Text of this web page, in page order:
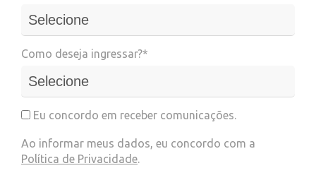
Como deseja ingressar?*
Eu concordo em receber comunicações.
Ao informar meus dados, eu concordo com a
Política de Privacidade.